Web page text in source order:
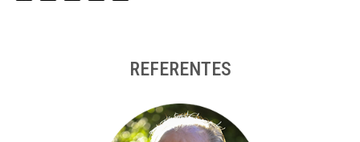
REFERENTES